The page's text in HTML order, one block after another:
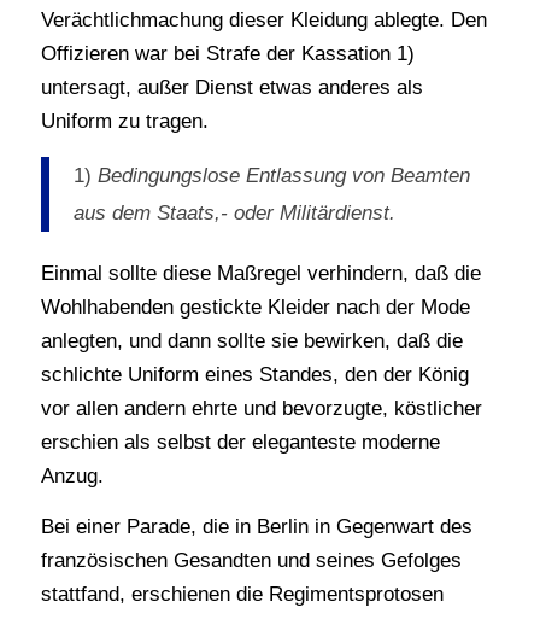
Verächtlichmachung dieser Kleidung ablegte. Den
Offizieren war bei Strafe der Kassation 1)
untersagt, außer Dienst etwas anderes als
Uniform zu tragen.
1) Bedingungslose Entlassung von Beamten
aus dem Staats,- oder Militärdienst.
Einmal sollte diese Maßregel verhindern, daß die
Wohlhabenden gestickte Kleider nach der Mode
anlegten, und dann sollte sie bewirken, daß die
schlichte Uniform eines Standes, den der König
vor allen andern ehrte und bevorzugte, köstlicher
erschien als selbst der eleganteste moderne
Anzug.
Bei einer Parade, die in Berlin in Gegenwart des
französischen Gesandten und seines Gefolges
stattfand, erschienen die Regimentsprotosen